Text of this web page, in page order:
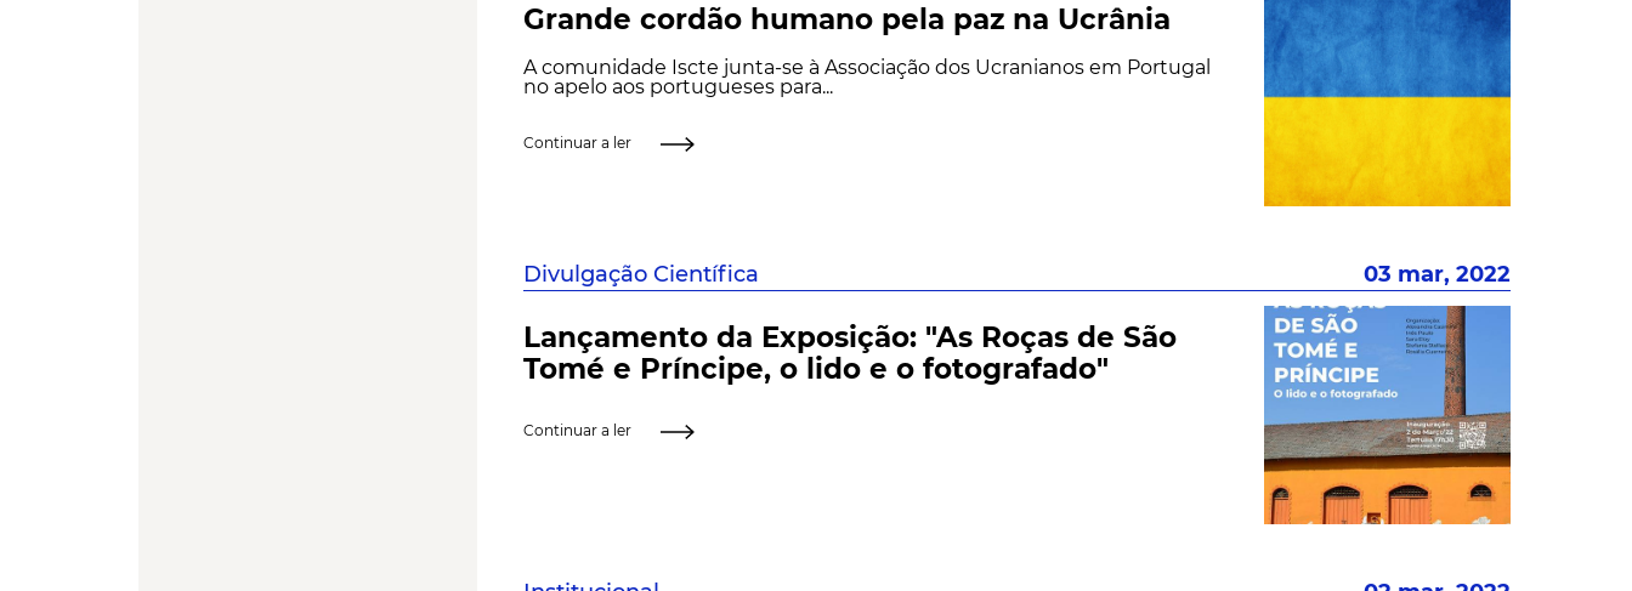
Grande cordão humano pela paz na Ucrânia
A comunidade Iscte junta-se à Associação dos Ucranianos em Portugal
no apelo aos portugueses para...
Continuar a ler
Divulgação Científica 03 mar, 2022
Lançamento da Exposição: "As Roças de São
Tomé e Príncipe, o lido e o fotografado"
Continuar a ler